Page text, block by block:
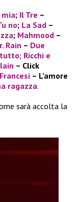
mia; Il Tre –
no; La Sad –
; Mahmood –
Rain – Due
tutto; Ricchi e
– Click
– L’amore
ragazza.
sarà accolta la